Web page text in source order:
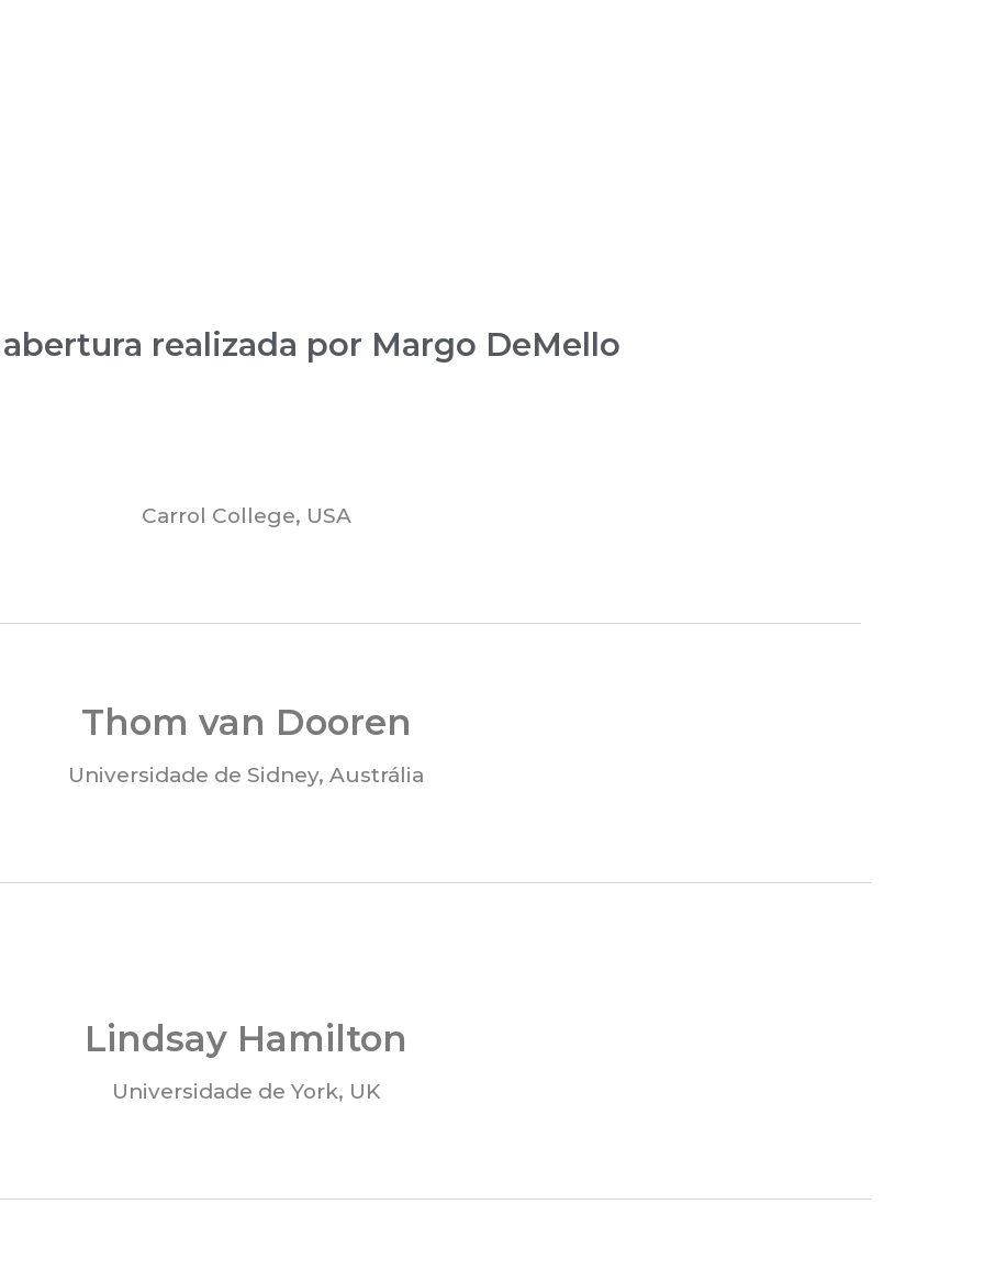
realizada por Margo DeMello
Carrol College, USA
Thom van Dooren
Universidade de Sidney, Austrália
Lindsay Hamilton
Universidade de York, UK